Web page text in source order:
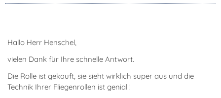
Hallo Herr Henschel,
vielen Dank für Ihre schnelle Antwort.
Die Rolle ist gekauft, sie sieht wirklich super aus und die
Technik Ihrer Fliegenrollen ist genial !